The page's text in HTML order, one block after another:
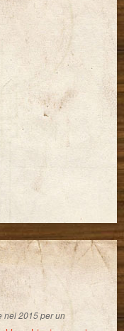
nel 2015 per un